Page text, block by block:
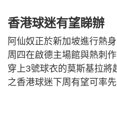
香港球迷有望睇辦
阿仙奴正於新加坡進行熱
周四在啟德主場館與熱刺
穿上3號球衣的莫斯基拉將
之香港球迷下周有望可率